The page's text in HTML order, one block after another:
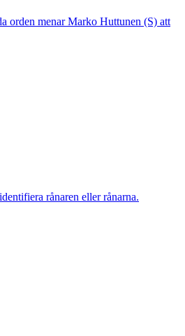
orden menar Marko Huttunen (S) att
rånaren eller rånarna.